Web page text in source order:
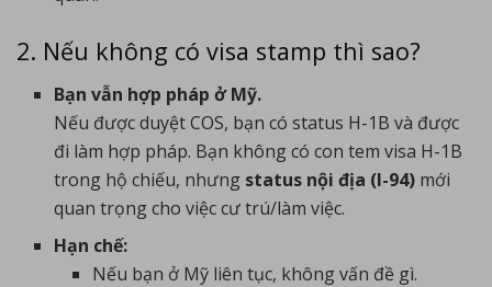
2. Nếu không có visa stamp thì sao?
Bạn vẫn hợp pháp ở Mỹ.
Nếu được duyệt COS, bạn có status H-1B và được
đi làm hợp pháp. Bạn không có con tem visa H-1B
trong hộ chiếu, nhưng status nội địa (I-94) mới
quan trọng cho việc cư trú/làm việc.
Hạn chế:
Nếu bạn ở Mỹ liên tục, không vấn đề gì.